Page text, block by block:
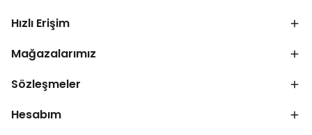
Hızlı Erişim
Mağazalarımız
Sözleşmeler
Hesabım